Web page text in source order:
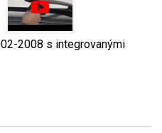
2008 s integrovanými